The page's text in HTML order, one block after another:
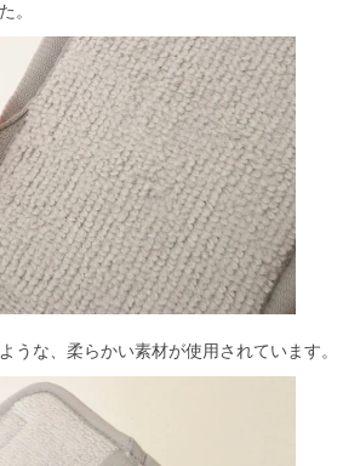
。
うな、柔らかい素材が使用されています。